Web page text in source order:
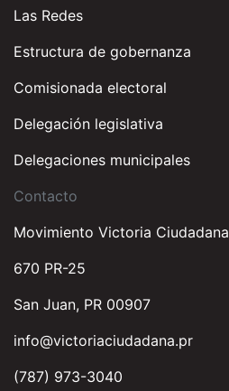
Las Redes
Estructura de gobernanza
Comisionada electoral
Delegación legislativa
Delegaciones municipales
Contacto
Movimiento Victoria Ciudadana
670 PR-25
San Juan, PR 00907
info@victoriaciudadana.pr
(787) 973-3040